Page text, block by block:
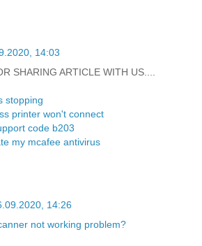
14:03
SHARING ARTICLE WITH US....
stopping
printer won't connect
code b203
my mcafee antivirus
14:26
not working problem?